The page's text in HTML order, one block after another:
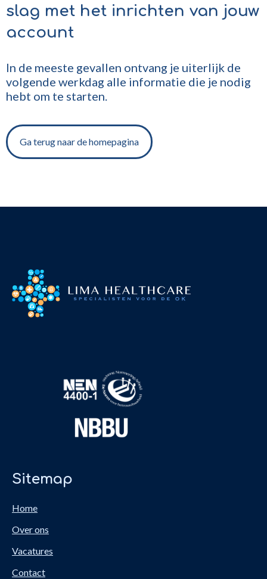
slag met het inrichten van jouw
account
In de meeste gevallen ontvang je uiterlijk de
volgende werkdag alle informatie die je nodig
hebt om te starten.
Ga terug naar de homepagina
Sitemap
Home
Over ons
Vacatures
Contact